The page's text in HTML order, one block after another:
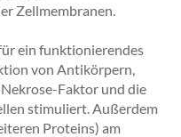
Zellmembranen.
ein funktionierendes
von Antikörpern,
Faktor und die
stimuliert. Außerdem
Proteins) am